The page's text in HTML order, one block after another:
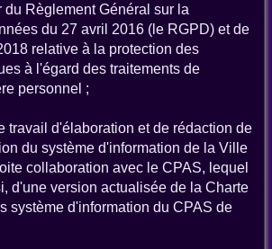
du Règlement Général sur la
du 27 avril 2016 (le RGPD) et de
relative à la protection des
à l'égard des traitements de
personnel ;
travail d'élaboration et de rédaction de
du système d'information de la Ville
collaboration avec le CPAS, lequel
d'une version actualisée de la Charte
système d'information du CPAS de